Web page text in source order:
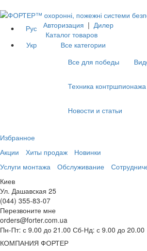
Рус
Укр
Авторизация | Дилер
Каталог товаров
Все категории
Все для победы
Техника
Новости и статьи
Избранное
Акции
Хиты продаж
Новинки
Услуги монтажа
Обслуживание
Киев
Ул. Дашавская 25
(044) 355-83-07
Перезвоните мне
orders@forter.com.ua
Пн-Пт: с 9.00 до 21.00 Сб-Нд: с 9.00 до 20.00
КОМПАНИЯ ФОРТЕР